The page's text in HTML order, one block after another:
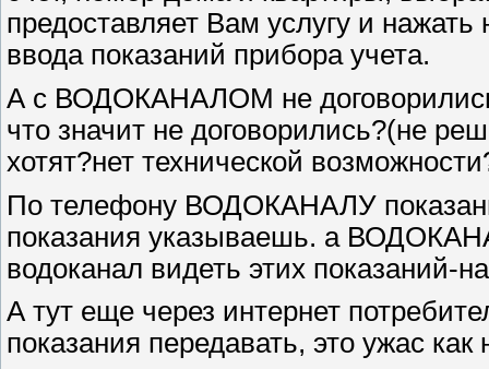
предоставляет Вам услугу и
ввода показаний прибора учета.
А с ВОДОКАНАЛОМ не
что значит не договорились?(не
хотят?нет технической
По телефону ВОДОКАНАЛУ
показания указываешь. а
водоканал видеть этих показаний-
А тут еще через интернет
показания передавать, это ужас